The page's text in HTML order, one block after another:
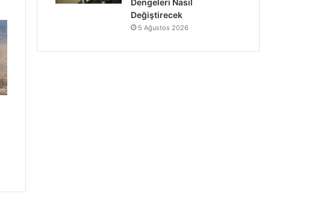
Dengeleri Nasıl
Değiştirecek
5 Ağustos 2026